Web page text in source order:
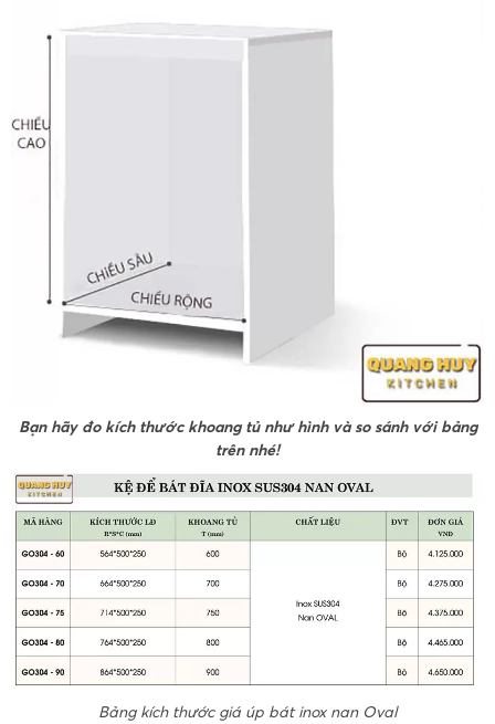
Bạn hãy đo kích thước khoang tủ như hình và so sánh với bảng
trên nhé!
Bảng kích thước giá úp bát inox nan Oval